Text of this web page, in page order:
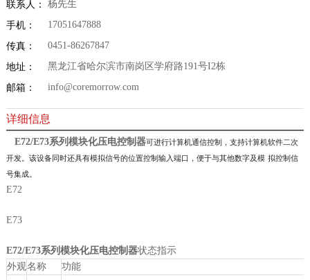
联系人： 杨先生
手机： 17051647888
传真： 0451-86267847
地址： 黑龙江省哈尔滨市南岗区学府路191号I2栋
邮箱： info@coremorrow.com
详细信息
E72/E73系列模块化压电控制器可进行计算机通信控制，支持计算机软件二次
开发。该设备同时还具有模拟信号的位置控制输入端口，便于与其他数字及模 拟控制信
号集成。
E72
E73
E72/E73系列模块化压电控制器状态指示
外观名称 功能